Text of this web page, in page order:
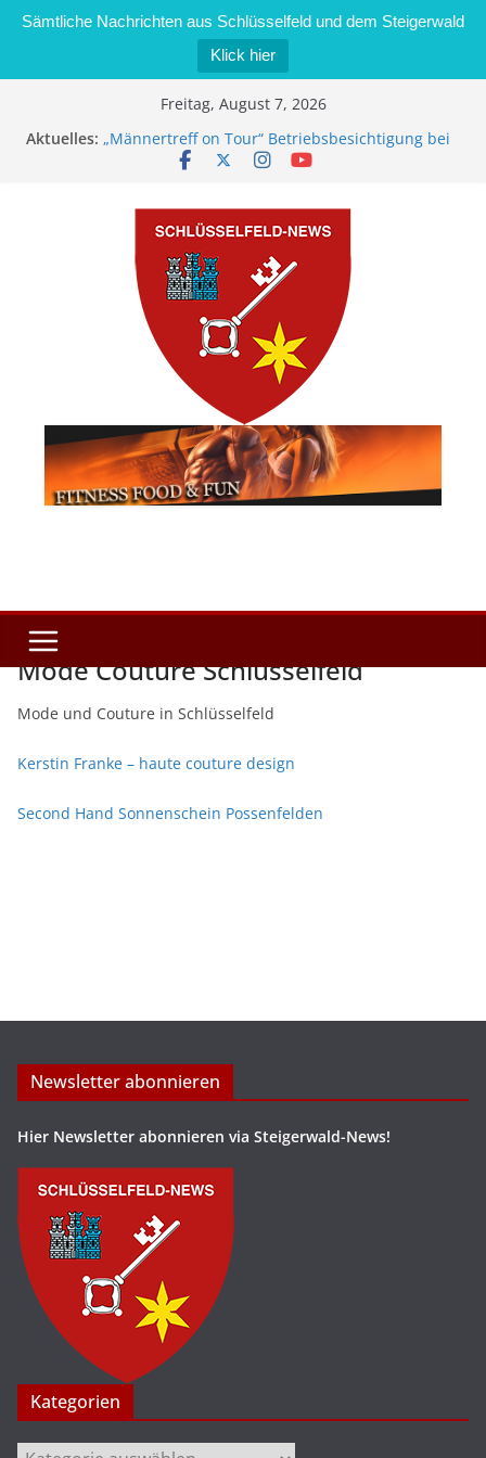
Sämtliche Nachrichten aus Schlüsselfeld und dem Steigerwald
Klick hier
Freitag, August 7, 2026
Aktuelles: „Männertreff on Tour“ Betriebsbesichtigung bei
der Schreinerei Zimmermann GmbH
Brand in Sägewerk in Bernroth schnell unter
Kontrolle
Stadt Schlüsselfeld bietet Online-Anmeldung für
Kindergartenplätze an
Dieseldiebstahl im Wert von 600 Euro
Mode Couture Schlüsselfeld
Mode und Couture in Schlüsselfeld
Kerstin Franke – haute couture design
Second Hand Sonnenschein Possenfelden
Newsletter abonnieren
Hier Newsletter abonnieren via Steigerwald-News!
Kategorien